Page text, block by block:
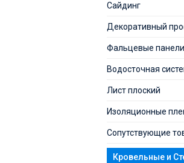
Сайдинг
Декоративный
Фальцевые панели
Водосточная
Лист плоский
Изоляционные
Сопутствующие
Кровельные и